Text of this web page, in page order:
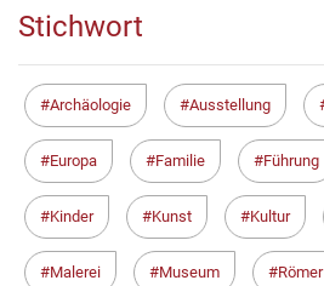
Stichwort
Archäologie Ausstellung
Europa Familie Führung
Kinder Kunst Kultur
Malerei Museum Römer